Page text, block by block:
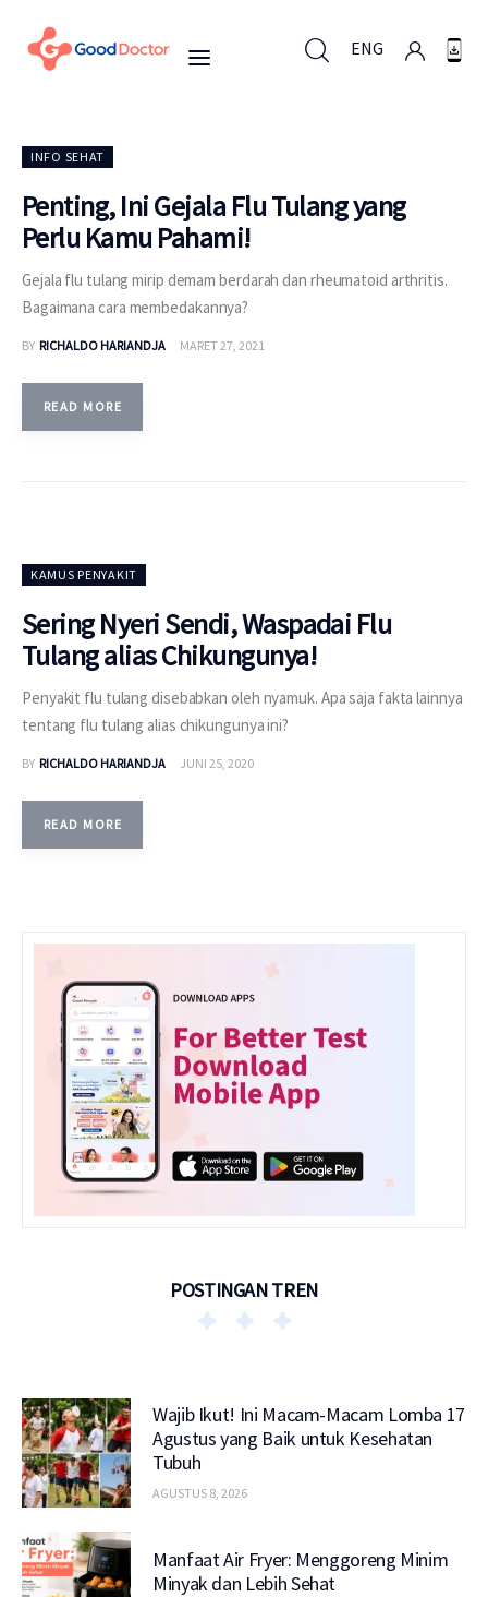
ENG
Untuk Bisnis
Untuk Anda
Mengapa Good Doctor
Berita
INFO SEHAT
Penting, Ini Gejala Flu Tulang yang
Perlu Kamu Pahami!
Gejala flu tulang mirip demam berdarah dan rheumatoid arthritis.
Bagaimana cara membedakannya?
BY RICHALDO HARIANDJA MARET 27, 2021
READ MORE
KAMUS PENYAKIT
Sering Nyeri Sendi, Waspadai Flu
Tulang alias Chikungunya!
Penyakit flu tulang disebabkan oleh nyamuk. Apa saja fakta lainnya
tentang flu tulang alias chikungunya ini?
BY RICHALDO HARIANDJA JUNI 25, 2020
READ MORE
POSTINGAN TREN
Wajib Ikut! Ini Macam-Macam Lomba 17
Agustus yang Baik untuk Kesehatan
Tubuh
AGUSTUS 8, 2026
Manfaat Air Fryer: Menggoreng Minim
Minyak dan Lebih Sehat